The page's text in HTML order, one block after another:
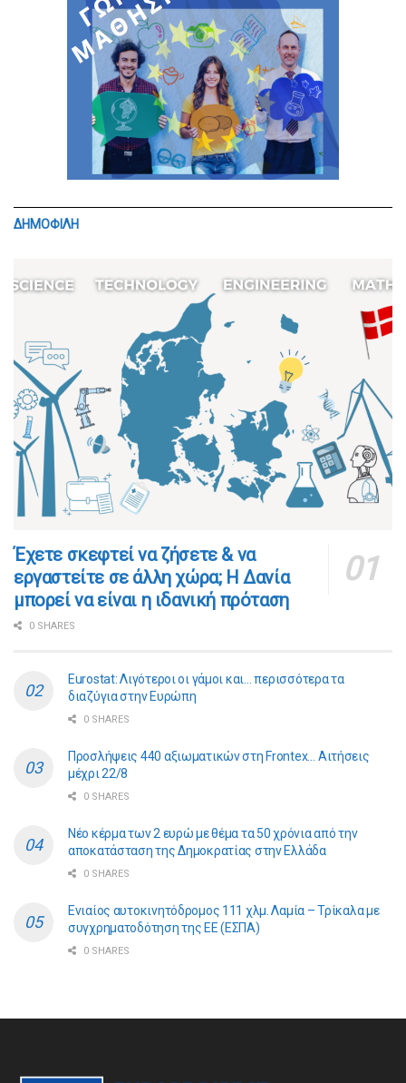
ΔΗΜΟΦΙΛΗ
​​Έχετε σκεφτεί να ζήσετε & να
εργαστείτε σε άλλη χώρα; Η Δανία
μπορεί να είναι η ιδανική πρόταση
0 SHARES
Eurostat: Λιγότεροι οι γάμοι και… περισσότερα τα
διαζύγια στην Ευρώπη
0 SHARES
Προσλήψεις 440 αξιωματικών στη Frontex… Αιτήσεις
μέχρι 22/8
0 SHARES
Νέο κέρμα των 2 ευρώ με θέμα τα 50 χρόνια από την
αποκατάσταση της Δημοκρατίας στην Ελλάδα
0 SHARES
Ενιαίος αυτοκινητόδρομος 111 χλμ. Λαμία – Τρίκαλα με
συγχρηματοδότηση της ΕE (ΕΣΠΑ)
0 SHARES